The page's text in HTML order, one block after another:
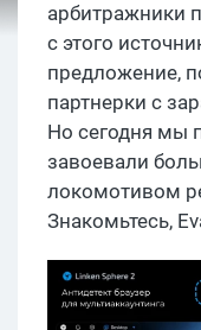
арбитражники
с этого
предложение,
партнерки с
Но сегодня мы
завоевали
локомотивом
Знакомьтесь,